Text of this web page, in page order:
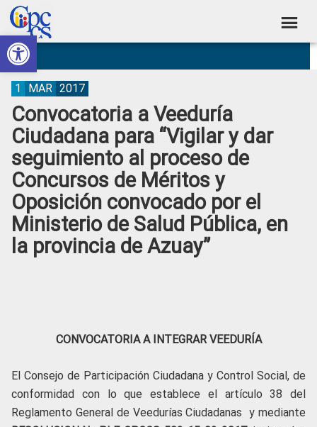
Abrir barra de herramientas
Skip
to
primary
navigation
Skip
to
main
content
Skip
to
primary
sidebar
Skip
to
footer
Consejo
de
Participación
Ciudadana
Control
Social
Construyendo
Poder
Ciudadano
Convocatoria a Veeduría
Ciudadana para “Vigilar y dar
seguimiento al proceso de
Concursos de Méritos y
Oposición convocado por el
Ministerio de Salud Pública, en
la provincia de Azuay”
1 MAR 2017
CONVOCATORIA A INTEGRAR VEEDURÍA
El Consejo de Participación Ciudadana y Control Social, de
conformidad con lo que establece el artículo 38 del
Reglamento General de Veedurías Ciudadanas y mediante